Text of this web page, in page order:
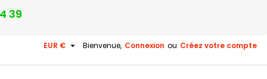
39
Bienvenue, Connexion ou Créez votre compte
EUR € 